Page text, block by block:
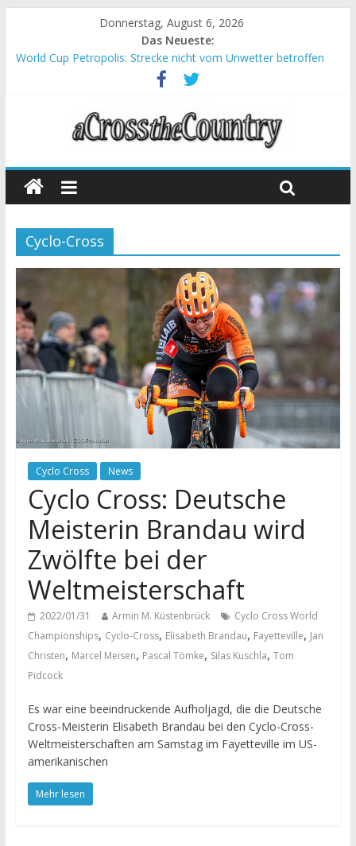
Donnerstag, August 6, 2026
Das Neueste:
World Cup Petropolis: Strecke nicht vom Unwetter betroffen
Krumbach und Obergessertshausen: Mountainbike-Bundesliga
Supercup Massi Banyoles: Siege für Carod und Richards
Halbzeit beim Andalucia Bike Race: Weltmeister Seewald führt
Chelva: Schweizer Doppelsieg beim ersten XCO-Rennen der
Cyclo-Cross
Cyclo Cross News
Cyclo Cross: Deutsche
Meisterin Brandau wird
Zwölfte bei der
Weltmeisterschaft
2022/01/31 Armin M. Küstenbrück
Cyclo Cross World
Championships, Cyclo-Cross, Elisabeth Brandau, Fayetteville, Jan
Christen, Marcel Meisen, Pascal Tömke, Silas Kuschla, Tom
Pidcock
Es war eine beeindruckende Aufholjagd, die die Deutsche
Cross-Meisterin Elisabeth Brandau bei den Cyclo-Cross-
Weltmeisterschaften am Samstag im Fayetteville im US-
amerikanischen
Mehr lesen